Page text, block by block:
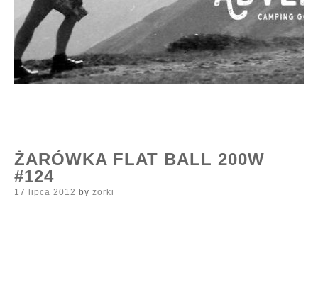
ŻARÓWKA FLAT BALL 200W
#124
Posted
17 lipca 2012 by zorki